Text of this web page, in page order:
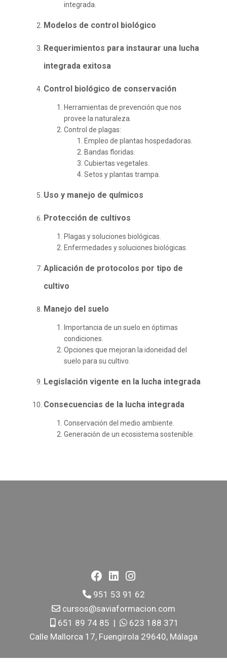
integrada.
Modelos de control biológico
Requerimientos para instaurar una lucha
integrada exitosa
Control biológico de conservación
Herramientas de prevención que nos
provee la naturaleza.
Control de plagas:
Empleo de plantas hospedadoras.
Bandas floridas.
Cubiertas vegetales.
Setos y plantas trampa.
Uso y manejo de químicos
Protección de cultivos
Plagas y soluciones biológicas.
Enfermedades y soluciones biológicas.
Aplicación de protocolos por tipo de
cultivo
Manejo del suelo
Importancia de un suelo en óptimas
condiciones.
Opciones que mejoran la idoneidad del
suelo para su cultivo.
Legislación vigente en la lucha integrada
Consecuencias de la lucha integrada
Conservación del medio ambiente.
Generación de un ecosistema sostenible.
951 53 91 62
cursos@saviaformacion.com
651 89 74 85 |
623 188 371
Calle Mallorca 17, Fuengirola 29640, Málaga